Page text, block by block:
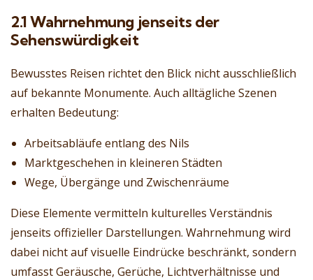
2.1 Wahrnehmung jenseits der
Sehenswürdigkeit
Bewusstes Reisen richtet den Blick nicht ausschließlich
auf bekannte Monumente. Auch alltägliche Szenen
erhalten Bedeutung:
Arbeitsabläufe entlang des Nils
Marktgeschehen in kleineren Städten
Wege, Übergänge und Zwischenräume
Diese Elemente vermitteln kulturelles Verständnis
jenseits offizieller Darstellungen. Wahrnehmung wird
dabei nicht auf visuelle Eindrücke beschränkt, sondern
umfasst Geräusche, Gerüche, Lichtverhältnisse und